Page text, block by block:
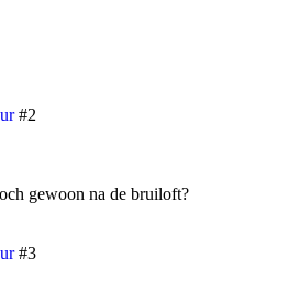
#2
gewoon na de bruiloft?
#3